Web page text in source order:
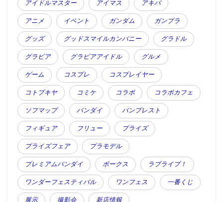
アイドルマスター アイマス アキバ
アニメ イベント ガンダム ガンプラ
グッズ グッドスマイルカンパニー グラドル
グラビア グラビアアイドル グルメ
ゲーム コスプレ コスプレイヤー
コトブキヤ コミケ コラボ コラボカフェ
ソフマップ バンダイ バンプレスト
フィギュア フリュー プライズ
プライズフェア プラモデル
プレミアムバンダイ ボークス ラブライブ！
ワンダーフェスティバル ワンフェス 一番くじ
展示 撮影会 新店情報